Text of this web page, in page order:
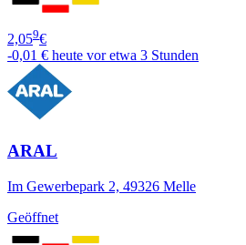
2,059€
-0,01 € heute vor etwa 3 Stunden
ARAL
Im Gewerbepark 2, 49326 Melle
Geöffnet